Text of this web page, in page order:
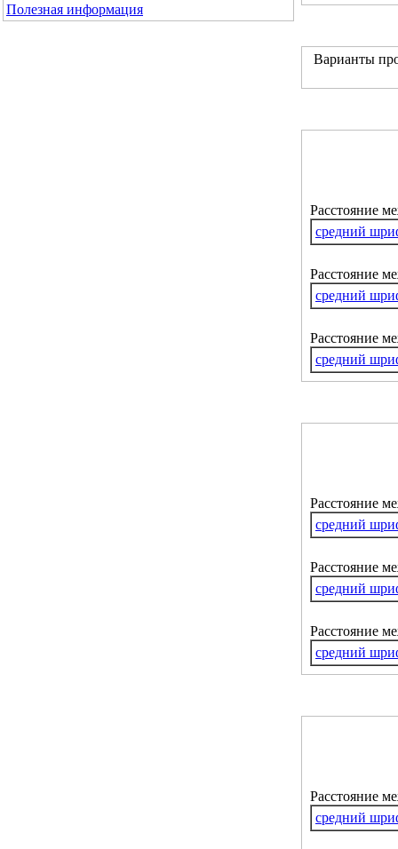
Полезная информация
Варианты
Расстояние
средний
Расстояние
средний
Расстояние
средний
Расстояние
средний
Расстояние
средний
Расстояние
средний
Расстояние
средний